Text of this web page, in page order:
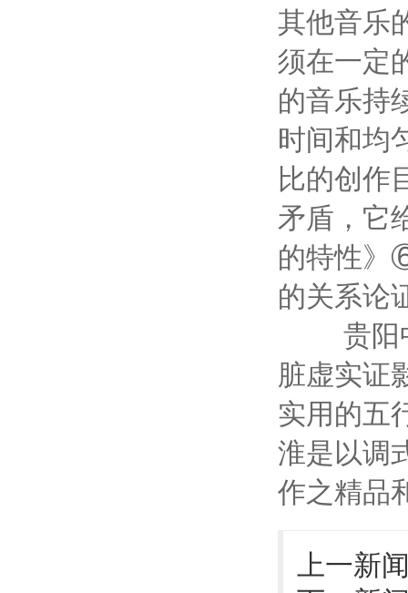
其他音乐
须在一定
的音乐持
时间和均
比的创作
矛盾，它
的特性》
的关系论
贵阳中
脏虚实证
实用的五
淮是以调
作之精品
上一新